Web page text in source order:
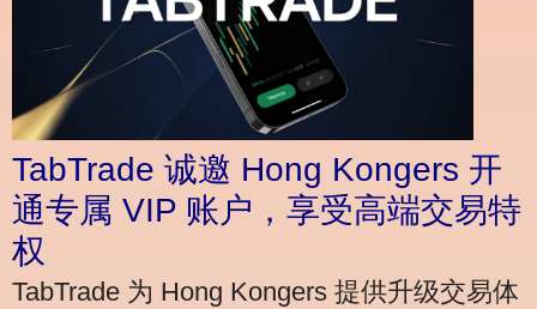
TabTrade 诚邀 Hong Kongers 开
通专属 VIP 账户，享受高端交易特
权
TabTrade 为 Hong Kongers 提供升级交易体